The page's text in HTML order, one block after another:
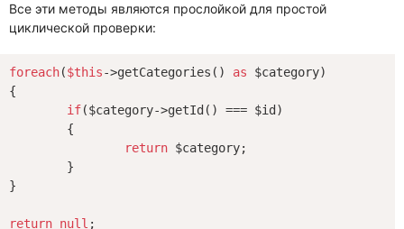
Все эти методы являются прослойкой для простой
циклической проверки:
foreach($this->getCategories() as $category)
{
if($category->getId() === $id)
return $category;
}
return null